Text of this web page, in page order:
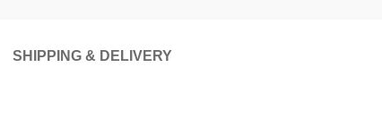
SHIPPING & DELIVERY